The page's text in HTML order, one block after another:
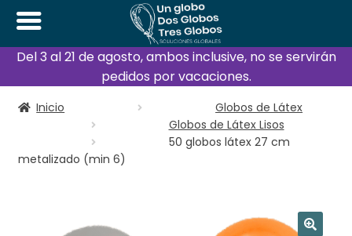
Del 3 al 21 de agosto, ambos inclusive, no se servirán
pedidos por vacaciones.
Inicio
Globos de Látex
Globos de Látex Lisos
50 globos látex 27 cm
metalizado (min 6)